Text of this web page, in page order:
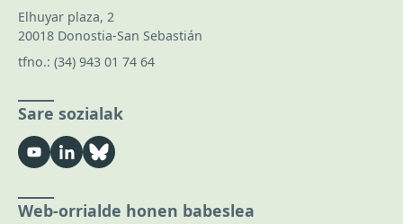
Elhuyar plaza, 2
20018 Donostia-San Sebastián
tfno.: (34) 943 01 74 64
Sare sozialak
Web-orrialde honen babeslea